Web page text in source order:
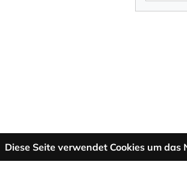
Diese Seite verwendet Cookies um